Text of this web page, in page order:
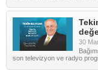
30
son televizyon ve radyo